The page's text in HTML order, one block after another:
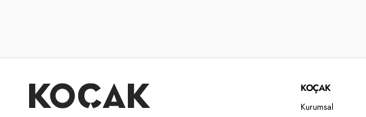
KOÇAK
Kurumsal